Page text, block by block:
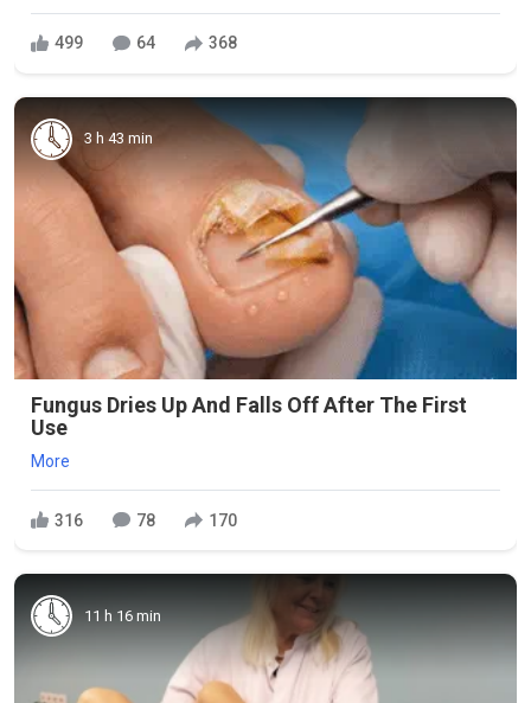
499 64 368
3 h 43 min
Fungus Dries Up And Falls Off After The First
Use
More
316 78 170
11 h 16 min